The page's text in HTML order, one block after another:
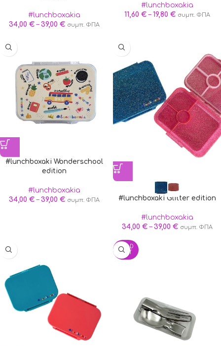
#lunchboxakia
34,00 € – 39,00 € συμπ. ΦΠΑ
#lunchboxakia
11,60 € – 19,80 € συμπ. ΦΠΑ
#lunchboxaki Wonderschool
edition
#lunchboxakia
34,00 € – 39,00 € συμπ. ΦΠΑ #lunchboxaki Glitter edition
#lunchboxakia
34,00 € – 39,00 € συμπ. ΦΠΑ
SOLD
OUT